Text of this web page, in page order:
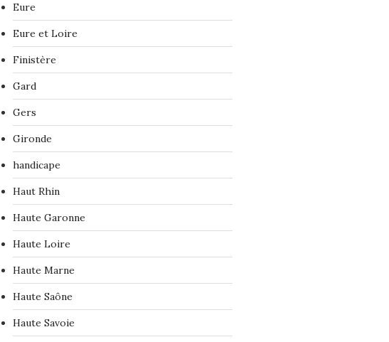
Eure
Eure et Loire
Finistère
Gard
Gers
Gironde
handicape
Haut Rhin
Haute Garonne
Haute Loire
Haute Marne
Haute Saône
Haute Savoie